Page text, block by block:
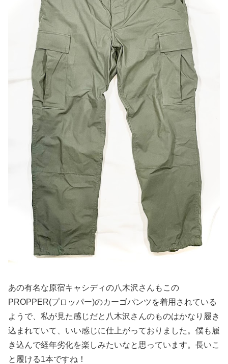
あの有名な原宿キャシディの八木沢さんもこの
PROPPER(プロッパー)のカーゴパンツを着用されている
ようで、私が見た感じだと八木沢さんのものはかなり履き
込まれていて、いい感じに仕上がっておりました。僕も履
き込んで経年劣化を楽しみたいなと思っています。長いこ
と履ける1本ですね！